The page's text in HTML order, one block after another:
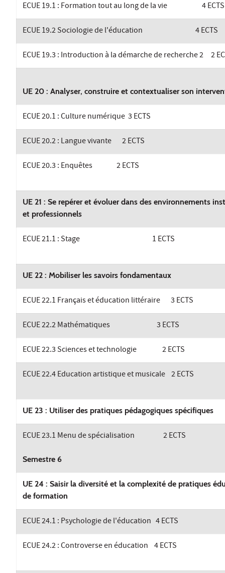
ECUE 19.1 : Formation tout au long de la vie 4 ECTS
ECUE 19.2 Sociologie de l'éducation 4 ECTS
ECUE 19.3 : Introduction à la démarche de recherche 2 2
UE 20 : Analyser, construire et contextualiser son
ECUE 20.1 : Culture numérique 3 ECTS
ECUE 20.2 : Langue vivante 2 ECTS
ECUE 20.3 : Enquêtes 2 ECTS
UE 21 : Se repérer et évoluer dans des environnements
et professionnels
ECUE 21.1 : Stage 1 ECTS
UE 22 : Mobiliser les savoirs fondamentaux
ECUE 22.1 Français et éducation littéraire 3 ECTS
ECUE 22.2 Mathématiques 3 ECTS
ECUE 22.3 Sciences et technologie 2 ECTS
ECUE 22.4 Education artistique et musicale 2 ECTS
UE 23 : Utiliser des pratiques pédagogiques spécifiques
ECUE 23.1 Menu de spécialisation 2 ECTS
Semestre 6
UE 24 : Saisir la diversité et la complexité de pratiques
de formation
ECUE 24.1 : Psychologie de l'éducation 4 ECTS
ECUE 24.2 : Controverse en éducation 4 ECTS